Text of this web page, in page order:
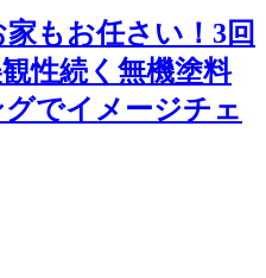
もお任さい！3回
性続く無機塗料
でイメージチェ